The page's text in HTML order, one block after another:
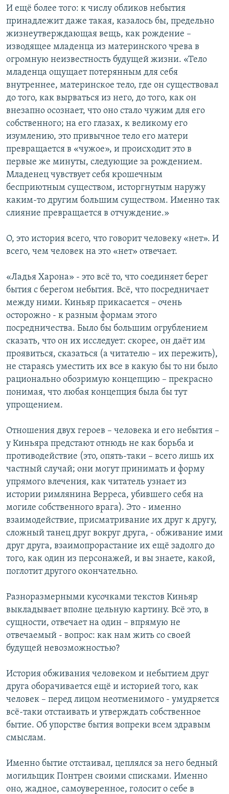
И ещё более того: к числу обликов небытия
принадлежит даже такая, казалось бы, предельно
жизнеутверждающая вещь, как рождение –
изводящее младенца из материнского чрева в
огромную неизвестность будущей жизни. «Тело
младенца ощущает потерянным для себя
внутреннее, материнское тело, где он существовал
до того, как вырваться из него, до того, как он
внезапно осознает, что оно стало чужим для его
собственного; на его глазах, к великому его
изумлению, это привычное тело его матери
превращается в «чужое», и происходит это в
первые же минуты, следующие за рождением.
Младенец чувствует себя крошечным
бесприютным существом, исторгнутым наружу
каким-то другим большим существом. Именно так
слияние превращается в отчуждение.»
О, это история всего, что говорит человеку «нет». И
всего, чем человек на это «нет» отвечает.
«Ладья Харона» - это всё то, что соединяет берег
бытия с берегом небытия. Всё, что посредничает
между ними. Киньяр прикасается – очень
осторожно - к разным формам этого
посредничества. Было бы большим огрублением
сказать, что он их исследует: скорее, он даёт им
проявиться, сказаться (а читателю – их пережить),
не стараясь уместить их все в какую бы то ни было
рационально обозримую концепцию – прекрасно
понимая, что любая концепция была бы тут
упрощением.
Отношения двух героев – человека и его небытия –
у Киньяра предстают отнюдь не как борьба и
противодействие (это, опять-таки – всего лишь их
частный случай; они могут принимать и форму
упрямого влечения, как читатель узнает из
истории римлянина Верреса, убившего себя на
могиле собственного врага). Это - именно
взаимодействие, присматривание их друг к другу,
сложный танец друг вокруг друга, - обживание ими
друг друга, взаимопрорастание их ещё задолго до
того, как один из персонажей, и вы знаете, какой,
поглотит другого окончательно.
Разноразмерными кусочками текстов Киньяр
выкладывает вполне цельную картину. Всё это, в
сущности, отвечает на один – впрямую не
отвечаемый - вопрос: как нам жить со своей
будущей невозможностью?
История обживания человеком и небытием друг
друга оборачивается ещё и историей того, как
человек – перед лицом неотменимого - умудряется
всё-таки отстаивать и утверждать собственное
бытие. Об упорстве бытия вопреки всем здравым
смыслам.
Именно бытие отстаивал, цеплялся за него бедный
могильщик Понтрен своими списками. Именно
оно, жадное, самоуверенное, голосит о себе в